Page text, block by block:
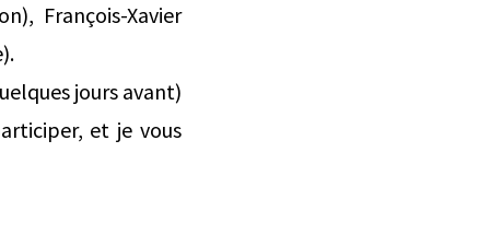
François-Xavier
jours avant)
et je vous